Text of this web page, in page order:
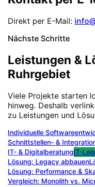
Direkt per E-Mail:
Nächste Schritte
Leistungen &
Ruhrgebiet
Viele Projekte starten
hinweg. Deshalb
zu Leistungen und
Individuelle
Schnittstellen- &
IT- & DigitalberatungIT-
Lösung: Legacy abbauen
Lösung: Performance &
Vergleich: Monolith vs.